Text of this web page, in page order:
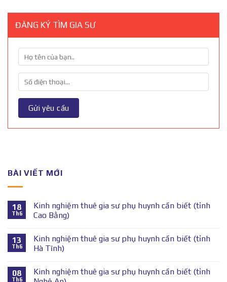
ĐĂNG KÝ TÌM GIA SƯ
BÀI VIẾT MỚI
18
Th6
Kinh nghiệm thuê gia sư phụ huynh cần biết (tỉnh
Cao Bằng)
13
Th6
Kinh nghiệm thuê gia sư phụ huynh cần biết (tỉnh
Hà Tĩnh)
08
Th6
Kinh nghiệm thuê gia sư phụ huynh cần biết (tỉnh